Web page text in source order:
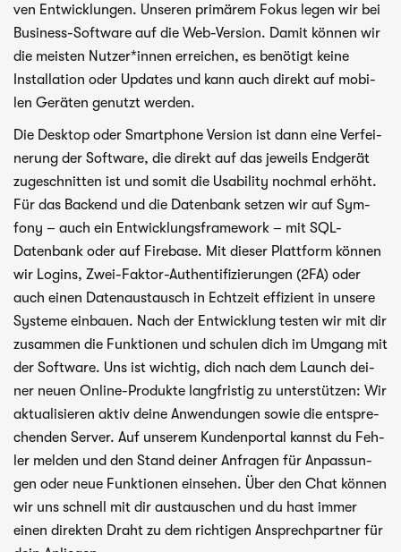
ven Ent­wick­lun­gen. Unse­ren pri­mä­rem Fokus legen wir bei
Business-Software auf die Web-Version. Damit kön­nen wir
die meis­ten Nutzer*innen errei­chen, es benö­tigt keine
Instal­la­tion oder Updates und kann auch direkt auf mobi­
len Gerä­ten genutzt werden.
Die Desk­top oder Smart­phone Ver­sion ist dann eine Ver­fei­
ne­rung der Soft­ware, die direkt auf das jeweils End­ge­rät
zuge­schnit­ten ist und somit die Usa­bi­lity noch­mal erhöht.
Für das Backend und die Daten­bank set­zen wir auf Sym­
fony – auch ein Ent­wick­lungs­frame­work – mit SQL-
Datenbank oder auf Fire­base. Mit die­ser Platt­form kön­nen
wir Log­ins, Zwei-Faktor-Authentifizierungen (2FA) oder
auch einen Daten­aus­tausch in Echt­zeit effi­zi­ent in unsere
Sys­teme ein­bauen. Nach der Ent­wick­lung tes­ten wir mit dir
zusam­men die Funk­tio­nen und schu­len dich im Umgang mit
der Soft­ware. Uns ist wich­tig, dich nach dem Launch dei­
ner neuen Online-Produkte lang­fris­tig zu unter­stüt­zen: Wir
aktua­li­sie­ren aktiv deine Anwen­dun­gen sowie die ent­spre­
chen­den Ser­ver. Auf unse­rem Kun­den­por­tal kannst du Feh­
ler mel­den und den Stand dei­ner Anfra­gen für Anpas­sun­
gen oder neue Funk­tio­nen ein­se­hen. Über den Chat kön­nen
wir uns schnell mit dir aus­tau­schen und du hast immer
einen direk­ten Draht zu dem rich­ti­gen Ansprech­part­ner für